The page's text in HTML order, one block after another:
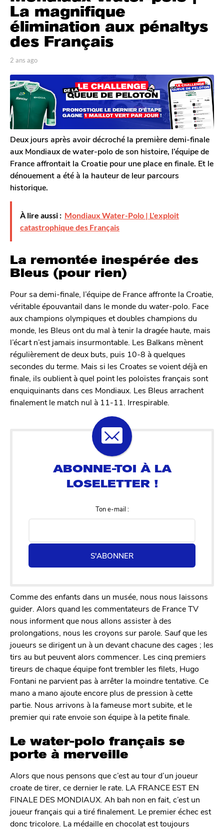
n
s
a
g
a
n
s
a
g
o
La magnifique
élimination aux pénaltys
des Français
p
r
T
o
m
G
a
l
r
o
n
2 ans ago
s
a
Deux jours après avoir décroché la première demi-finale
aux Mondiaux de water-polo de son histoire, l’équipe de
France affrontait la Croatie pour une place en finale. Et le
dénouement a été à la hauteur de leur parcours
historique.
À lire aussi : Mondiaux Water-Polo | L'exploit
catastrophique des Français
La remontée inespérée des
Bleus (pour rien)
Pour sa demi-finale, l’équipe de France affronte la Croatie,
véritable épouvantail dans le monde du water-polo. Face
aux champions olympiques et doubles champions du
monde, les Bleus ont du mal à tenir la dragée haute, mais
l’écart n’est jamais insurmontable. Les Balkans mènent
régulièrement de deux buts, puis 10-8 à quelques
secondes du terme. Mais si les Croates se voient déjà en
finale, ils oublient à quel point les poloïstes français sont
enquiquinants dans ces Mondiaux. Les Bleus arrachent
finalement le match nul à 11-11. Irrespirable.
Ton e-mail :
S'ABONNER
Comme des enfants dans un musée, nous nous laissons
guider. Alors quand les commentateurs de France TV
nous informent que nous allons assister à des
prolongations, nous les croyons sur parole. Sauf que les
joueurs se dirigent un à un devant chacune des cages ; les
tirs au but peuvent alors commencer. Les cinq premiers
tireurs de chaque équipe font trembler les filets, Hugo
Fontani ne parvient pas à arrêter la moindre tentative. Ce
mano a mano ajoute encore plus de pression à cette
partie. Nous arrivons à la fameuse mort subite, et le
premier qui rate envoie son équipe à la petite finale.
Le water-polo français se
porte à merveille
Alors que nous pensons que c’est au tour d’un joueur
croate de tirer, ce dernier le rate. LA FRANCE EST EN
FINALE DES MONDIAUX. Ah bah non en fait, c’est un
joueur français qui a tiré finalement. Le premier échec est
donc tricolore. La médaille en chocolat est toujours